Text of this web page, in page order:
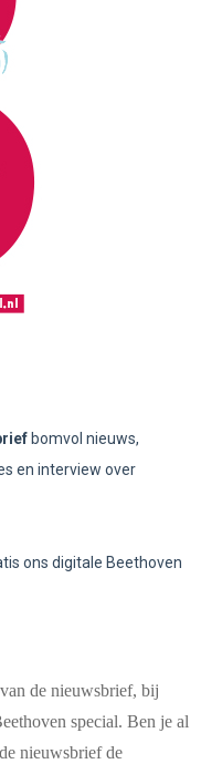
bomvol nieuws,
en interview over
ons digitale Beethoven
de nieuwsbrief, bij
special. Ben je al
nieuwsbrief de